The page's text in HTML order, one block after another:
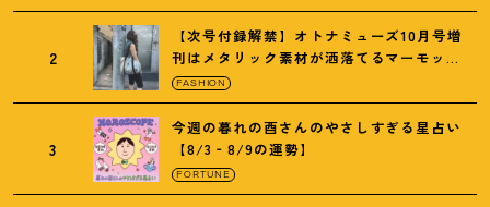
2
【次号付録解禁】オトナミューズ10月号増
刊はメタリック素材が洒落てるマーモット
の保冷バッグ
FASHION
3
今週の暮れの酉さんのやさしすぎる星占い
【8/3‐8/9の運勢】
FORTUNE